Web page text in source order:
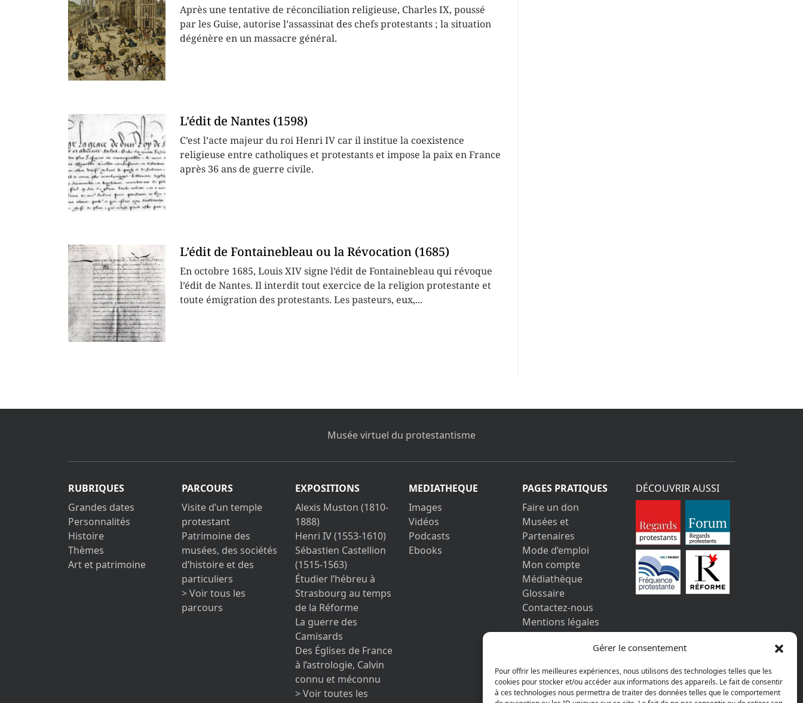
Gérer le consentement
Pour offrir les meilleures expériences, nous utilisons des technologies telles que les
cookies pour stocker et/ou accéder aux informations des appareils. Le fait de consentir
à ces technologies nous permettra de traiter des données telles que le comportement
Après une tentative de réconciliation religieuse, Charles IX, poussé
par les Guise, autorise l’assassinat des chefs protestants ; la situation
dégénère en un massacre général.
L’édit de Nantes (1598)
C’est l’acte majeur du roi Henri IV car il institue la coexistence
religieuse entre catholiques et protestants et impose la paix en France
après 36 ans de guerre civile.
L’édit de Fontainebleau ou la Révocation (1685)
En octobre 1685, Louis XIV signe l’édit de Fontainebleau qui révoque
l’édit de Nantes. Il interdit tout exercice de la religion protestante et
toute émigration des protestants. Les pasteurs, eux,...
Musée virtuel du protestantisme
RUBRIQUES
Grandes dates
Personnalités
Histoire
Thèmes
Art et patrimoine
PARCOURS
Visite d’un temple
protestant
Patrimoine des
musées, des sociétés
d’histoire et des
particuliers
> Voir tous les
parcours
EXPOSITIONS
Alexis Muston (1810-
1888)
Henri IV (1553-1610)
Sébastien Castellion
(1515-1563)
Étudier l’hébreu à
Strasbourg au temps
de la Réforme
La guerre des
Camisards
Des Églises de France
à l’astrologie, Calvin
connu et méconnu
> Voir toutes les
MEDIATHEQUE
Images
Vidéos
Podcasts
Ebooks
PAGES PRATIQUES
Faire un don
Musées et
Partenaires
Mode d’emploi
Mon compte
Médiathèque
Glossaire
Contactez-nous
Mentions légales
Vos informations
cookies
DÉCOUVRIR AUSSI